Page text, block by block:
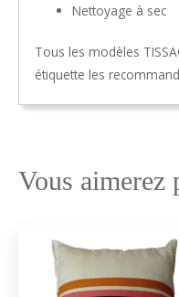
Nettoyage à sec
Tous les modèles
étiquette les
Vous